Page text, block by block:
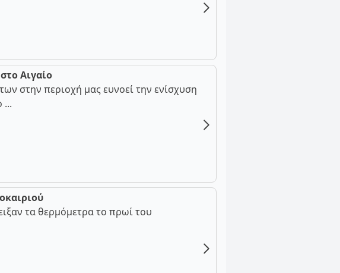
Αιγαίο
στην περιοχή μας ευνοεί την ενίσχυση
...
τα θερμόμετρα το πρωί του